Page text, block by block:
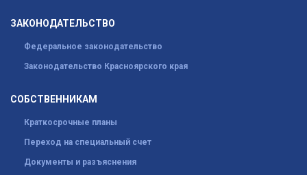
ЗАКОНОДАТЕЛЬСТВО
Федеральное законодательство
Законодательство Красноярского края
СОБСТВЕННИКАМ
Краткосрочные планы
Переход на специальный счет
Документы и разъяснения